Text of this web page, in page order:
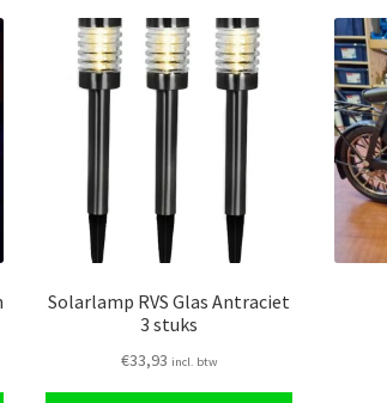
Solarlamp RVS Glas Antraciet
3 stuks
€33,93 incl. btw